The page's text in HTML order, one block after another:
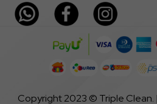
Copyright 2023 © Triple Clean.